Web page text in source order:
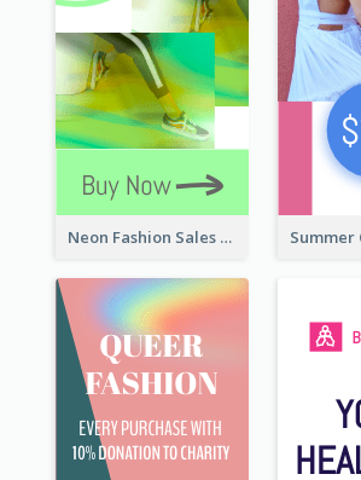
Neon Fashion Sales Wide Skyscraper Banner